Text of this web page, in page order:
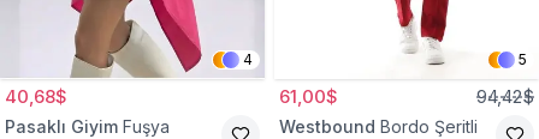
4
40,68$
Pasaklı Giyim Fuşya
5
61,00$ 94,42$
Westbound Bordo Şeritli